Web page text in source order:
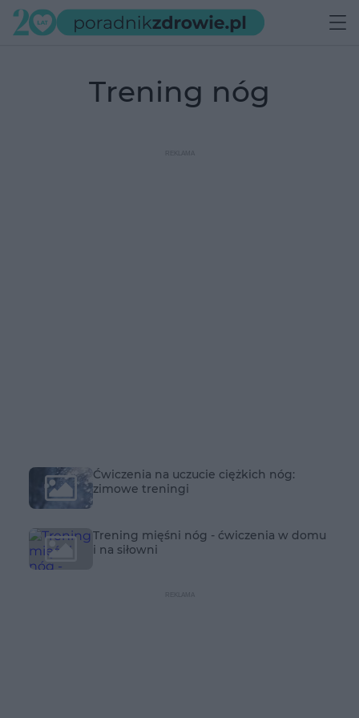
trening nóg
Ćwiczenia na uczucie ciężkich nóg:
zimowe treningi
Trening mięśni nóg - ćwiczenia w domu
i na siłowni